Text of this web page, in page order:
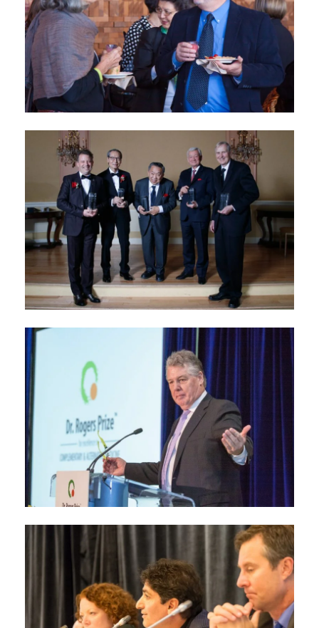
Colloque du Dr Rogers
Prize de 2017
septembre 29, 2017
Prix des précurseurs
2017
février 24, 2017
Colloque De 2015
septembre 26, 2015